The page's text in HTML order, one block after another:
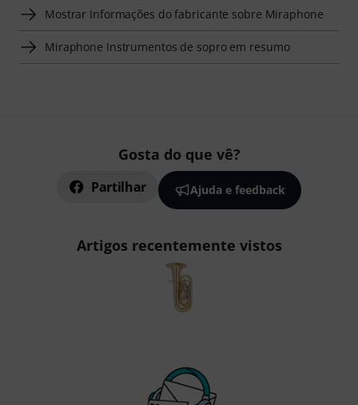
Mostrar Informações do fabricante sobre Miraphone
Miraphone Instrumentos de sopro em resumo
Gosta do que vê?
Partilhar Ajuda e feedback
Artigos recentemente vistos